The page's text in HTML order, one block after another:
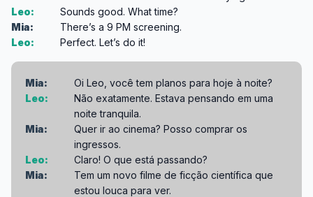
Leo:
Sounds good. What time?
Mia:
There’s a 9 PM screening.
Leo:
Perfect. Let’s do it!
Mia:
Oi Leo, você tem planos para hoje à noite?
Leo:
Não exatamente. Estava pensando em uma
noite tranquila.
Mia:
Quer ir ao cinema? Posso comprar os
ingressos.
Leo:
Claro! O que está passando?
Mia:
Tem um novo filme de ficção científica que
estou louca para ver.